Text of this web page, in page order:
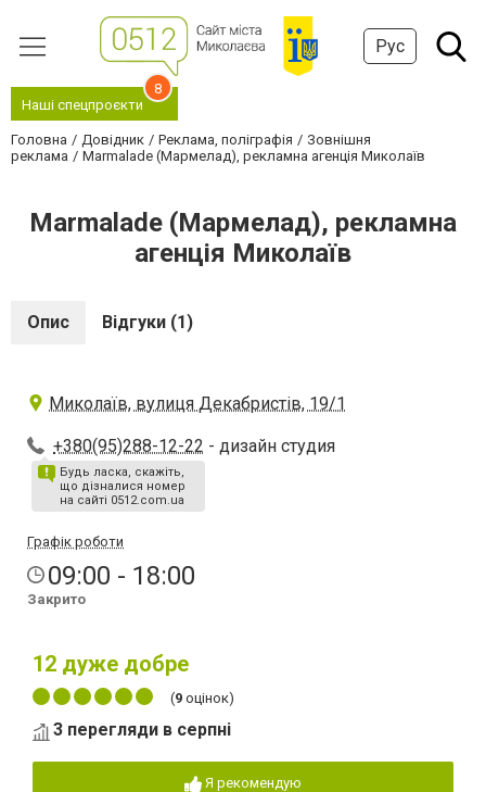
Рус
Наші спецпроєкти
8
Головна Довідник Реклама, поліграфія
Зовнішня
реклама
Marmalade (Мармелад), рекламна агенція Миколаїв
Marmalade (Мармелад), рекламна
агенція Миколаїв
Опис Відгуки (1)
Миколаїв, вулиця Декабристів, 19/1
+380(95)288-12-22 - дизайн студия
Будь ласка, скажіть,
що дізналися номер
на сайті 0512.com.ua
Графік роботи
09:00 - 18:00
Закрито
12 дуже добре
(9 оцінок)
3 перегляди в серпні
Я рекомендую